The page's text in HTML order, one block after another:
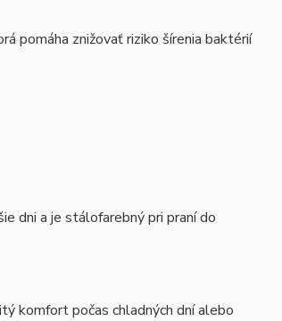
pomáha znižovať riziko šírenia baktérií
dni a je stálofarebný pri praní do
komfort počas chladných dní alebo